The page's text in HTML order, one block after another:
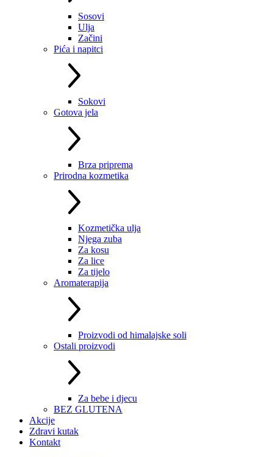
Sosovi
Ulja
Začini
Pića i napitci
Sokovi
Gotova jela
Brza priprema
Prirodna kozmetika
Kozmetička ulja
Njega zuba
Za kosu
Za lice
Za tijelo
Aromaterapija
Proizvodi od himalajske soli
Ostali proizvodi
Za bebe i djecu
BEZ GLUTENA
Akcije
Zdravi kutak
Kontakt